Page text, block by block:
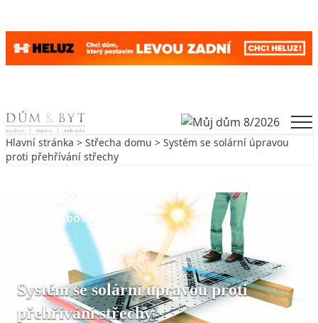
Skip to content
Hlavní stránka > Střecha domu > Systém se solární úpravou
proti přehřívání střechy
STŘECHA DOMU
Systém se solární úpravou proti
přehřívání střechy